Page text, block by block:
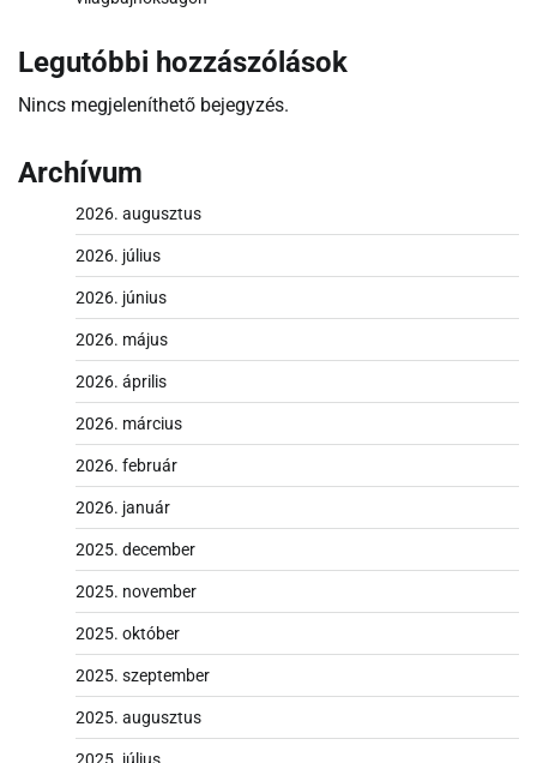
Legutóbbi hozzászólások
Nincs megjeleníthető bejegyzés.
Archívum
2026. augusztus
2026. július
2026. június
2026. május
2026. április
2026. március
2026. február
2026. január
2025. december
2025. november
2025. október
2025. szeptember
2025. augusztus